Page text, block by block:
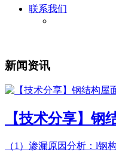
联系我们
新闻资讯
【技术分享】钢
（1）渗漏原因分析：l